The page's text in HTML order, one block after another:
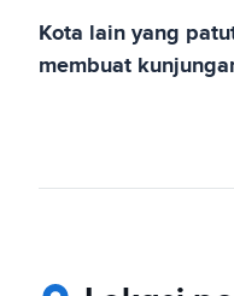
Kota lain yang
membuat